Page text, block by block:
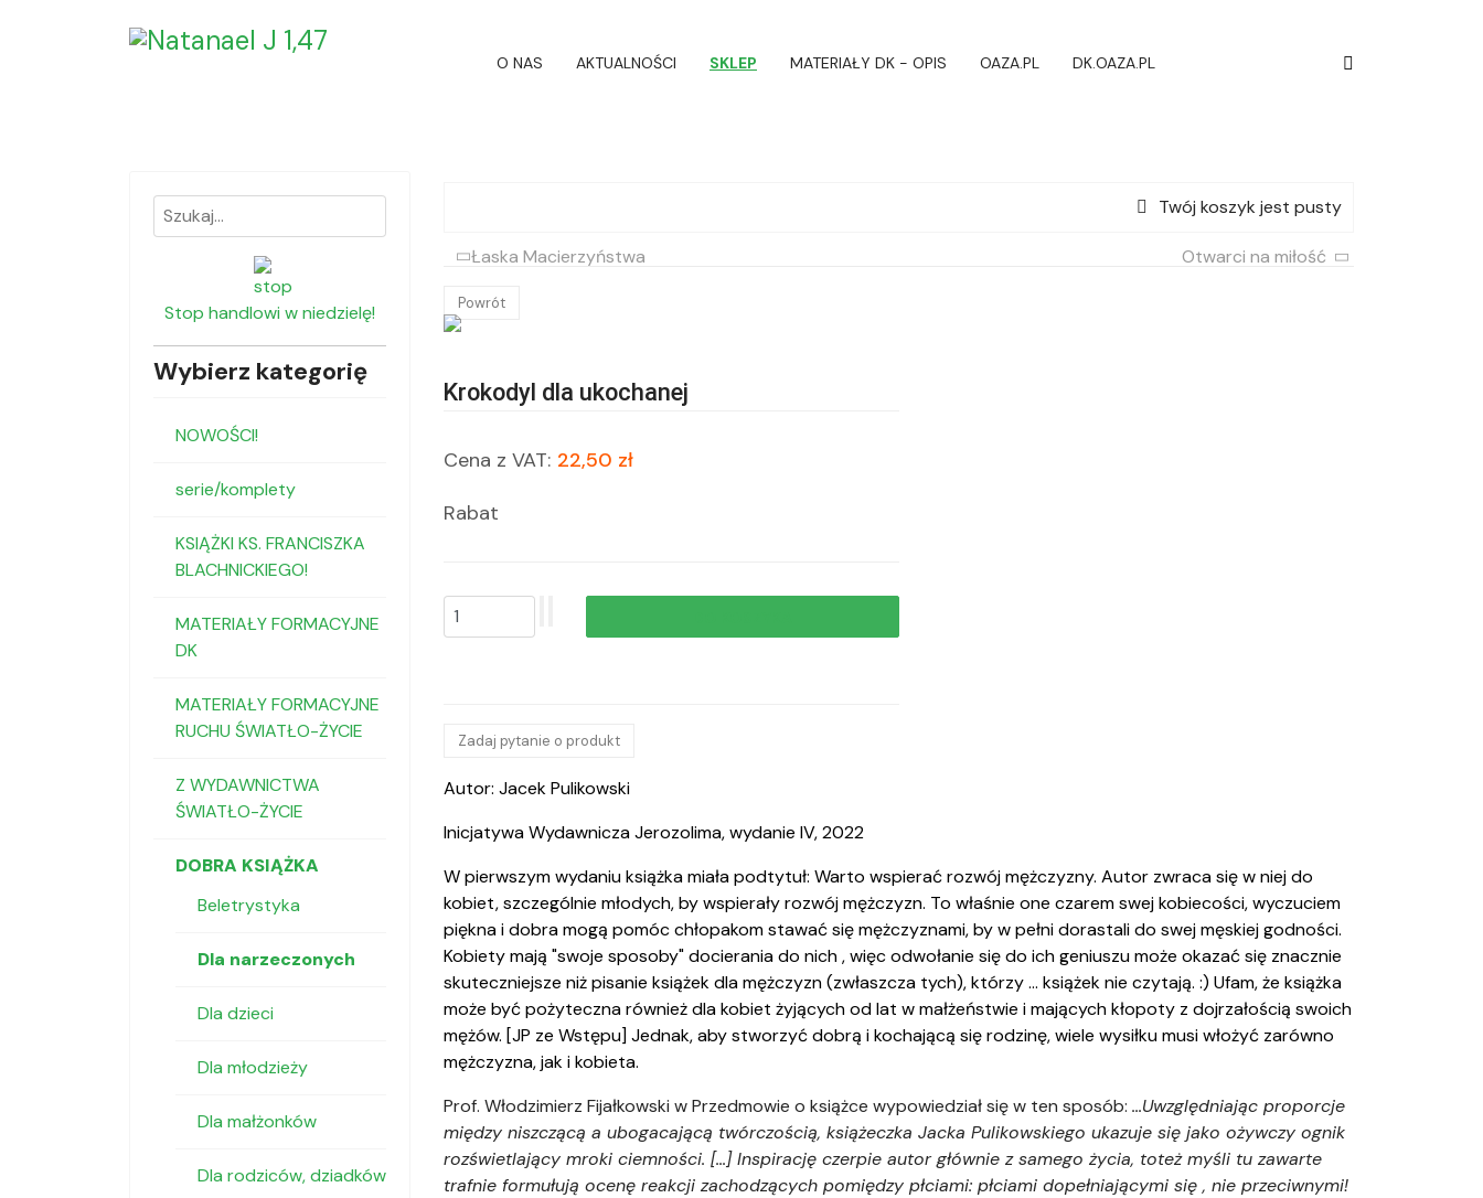
O NAS AKTUALNOŚCI SKLEP MATERIAŁY DK - OPIS OAZA.PL DK.OAZA.PL
Stop handlowi w niedzielę!
Wybierz kategorię
NOWOŚCI!
serie/komplety
KSIĄŻKI KS. FRANCISZKA
BLACHNICKIEGO!
MATERIAŁY FORMACYJNE
DK
MATERIAŁY FORMACYJNE
RUCHU ŚWIATŁO-ŻYCIE
Z WYDAWNICTWA
ŚWIATŁO-ŻYCIE
DOBRA KSIĄŻKA
Beletrystyka
Dla narzeczonych
Dla dzieci
Dla młodzieży
Dla małżonków
Dla rodziców, dziadków
Twój koszyk jest pusty
Łaska Macierzyństwa Otwarci na miłość
Powrót
Krokodyl dla ukochanej
Cena z VAT: 22,50 zł
Rabat
Zadaj pytanie o produkt
Autor: Jacek Pulikowski
Inicjatywa Wydawnicza Jerozolima, wydanie IV, 2022
W pierwszym wydaniu książka miała podtytuł: Warto wspierać rozwój mężczyzny. Autor zwraca się w niej do
kobiet, szczególnie młodych, by wspierały rozwój mężczyzn. To właśnie one czarem swej kobiecości, wyczuciem
piękna i dobra mogą pomóc chłopakom stawać się mężczyznami, by w pełni dorastali do swej męskiej godności.
Kobiety mają "swoje sposoby" docierania do nich , więc odwołanie się do ich geniuszu może okazać się znacznie
skuteczniejsze niż pisanie książek dla mężczyzn (zwłaszcza tych), którzy ... książek nie czytają. :) Ufam, że książka
może być pożyteczna również dla kobiet żyjących od lat w małżeństwie i mających kłopoty z dojrzałością swoich
mężów. [JP ze Wstępu] Jednak, aby stworzyć dobrą i kochającą się rodzinę, wiele wysiłku musi włożyć zarówno
mężczyzna, jak i kobieta.
Prof. Włodzimierz Fijałkowski w Przedmowie o książce wypowiedział się w ten sposób: ...Uwzględniając proporcje
między niszczącą a ubogacającą twórczością, książeczka Jacka Pulikowskiego ukazuje się jako ożywczy ognik
rozświetlający mroki ciemności. [...] Inspirację czerpie autor głównie z samego życia, toteż myśli tu zawarte
trafnie formułują ocenę reakcji zachodzących pomiędzy płciami: płciami dopełniającymi się , nie przeciwnymi!